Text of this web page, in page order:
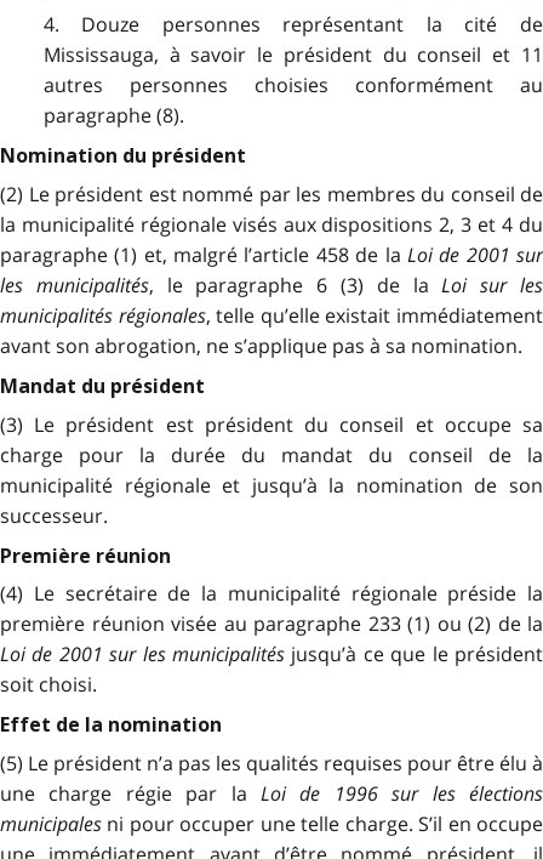
4. Douze personnes représentant la cité de
Mississauga, à savoir le président du conseil et 11
autres personnes choisies conformément au
paragraphe (8).
Nomination du président
(2) Le président est nommé par les membres du conseil de
la municipalité régionale visés aux dispositions 2, 3 et 4 du
paragraphe (1) et, malgré l’article 458 de la Loi de 2001 sur
les municipalités, le paragraphe 6 (3) de laLoi sur les
municipalités régionales, telle qu’elle existait immédiatement
avant son abrogation, ne s’applique pas à sa nomination.
Mandat du président
(3) Le président est président du conseil et occupe sa
charge pour la durée du mandat du conseil de la
municipalité régionale et jusqu’à la nomination de son
successeur.
Première réunion
(4) Le secrétaire de la municipalité régionale préside la
première réunion visée au paragraphe 233 (1) ou (2) de la
Loi de 2001 sur les municipalités jusqu’à ce que le président
soit choisi.
Effet de la nomination
(5) Le président n’a pas les qualités requises pour être élu à
une charge régie par la Loi de 1996 sur les élections
municipales ni pour occuper une telle charge. S’il en occupe